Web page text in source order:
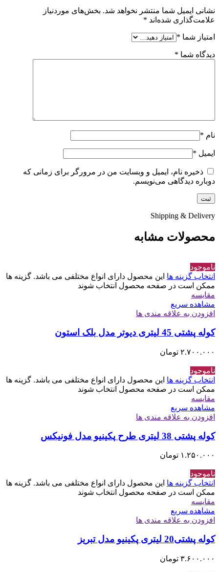
نشانی ایمیل شما منتشر نخواهد شد. بخش‌های موردنیاز
علامت‌گذاری شده‌اند *
امتیاز شما *
دیدگاه شما *
نام *
ایمیل *
ذخیره نام، ایمیل و وبسایت من در مرورگر برای زمانی که
دوباره دیدگاهی می‌نویسم.
Shipping & Delivery
محصولات مشابه
ناموجود
انتخاب گزینه ها این محصول دارای انواع مختلفی می باشد. گزینه ها
ممکن است در صفحه محصول انتخاب شوند
مقایسه
مشاهده سریع
افزودن به علاقه مندی ها
کوله پشتی 45 لیتری دیوتر مدل بلک استون
۲.۷۰۰.۰۰۰ تومان
ناموجود
انتخاب گزینه ها این محصول دارای انواع مختلفی می باشد. گزینه ها
ممکن است در صفحه محصول انتخاب شوند
مقایسه
مشاهده سریع
افزودن به علاقه مندی ها
کوله پشتی 38 لیتری طرح پکینیو مدل فونیکس
۱.۲۵۰.۰۰۰ تومان
ناموجود
انتخاب گزینه ها این محصول دارای انواع مختلفی می باشد. گزینه ها
ممکن است در صفحه محصول انتخاب شوند
مقایسه
مشاهده سریع
افزودن به علاقه مندی ها
کوله پشتی20 لیتری پکینیو مدل تبریز
۳.۶۰۰.۰۰۰ تومان